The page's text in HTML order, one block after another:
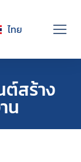
ไทย
English
สร้าง
น